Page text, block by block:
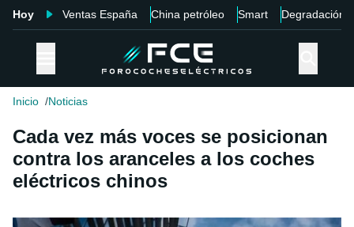
Hoy Ventas España China petróleo Smart Degradación
Inicio Noticias
Cada vez más voces se posicionan
contra los aranceles a los coches
eléctricos chinos